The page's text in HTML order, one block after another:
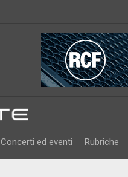
Concerti ed eventi Rubriche